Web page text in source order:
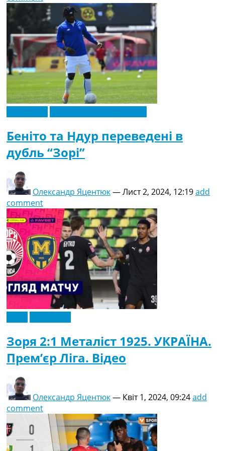
Беніто та Ндур переведені в
дубль “Зорі”
Олександр Яцентюк—Лист 2, 2024, 12:19add
comment
Зоря 2:1 Металіст 1925. УКРАЇНА.
Прем’єр Ліга. Відео
Олександр Яцентюк— Квіт 1, 2024, 09:24add
comment